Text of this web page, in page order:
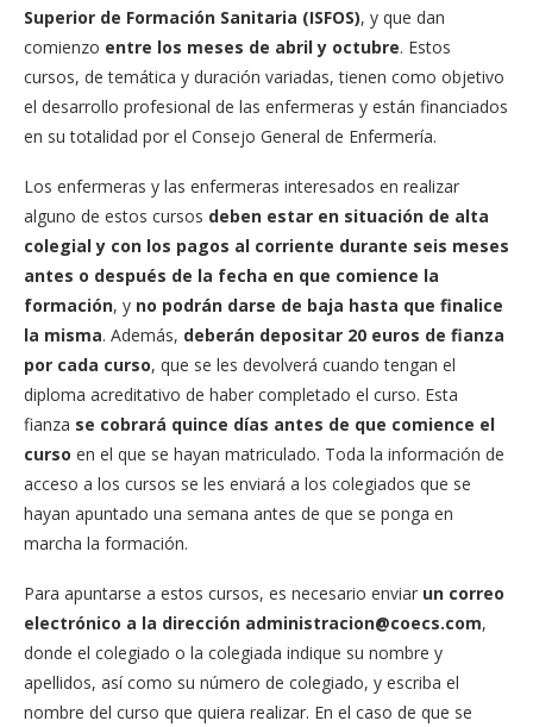
Superior de Formación Sanitaria (ISFOS), y que dan
comienzo entre los meses de abril y octubre. Estos
cursos, de temática y duración variadas, tienen como objetivo
el desarrollo profesional de las enfermeras y están financiados
en su totalidad por el Consejo General de Enfermería.
Los enfermeras y las enfermeras interesados en realizar
alguno de estos cursos deben estar en situación de alta
colegial y con los pagos al corriente durante seis meses
antes o después de la fecha en que comience la
formación, y no podrán darse de baja hasta que finalice
la misma. Además, deberán depositar 20 euros de fianza
por cada curso, que se les devolverá cuando tengan el
diploma acreditativo de haber completado el curso. Esta
fianza se cobrará quince días antes de que comience el
curso en el que se hayan matriculado. Toda la información de
acceso a los cursos se les enviará a los colegiados que se
hayan apuntado una semana antes de que se ponga en
marcha la formación.
Para apuntarse a estos cursos, es necesario enviar un correo
electrónico a la dirección administracion@coecs.com,
donde el colegiado o la colegiada indique su nombre y
apellidos, así como su número de colegiado, y escriba el
nombre del curso que quiera realizar. En el caso de que se